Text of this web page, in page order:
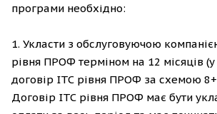
програми необхідно:
1. Укласти з обслуговуючою
рівня ПРОФ терміном на 12 місяців (у
договір ІТС рівня ПРОФ за схемою
Договір ІТС рівня ПРОФ має бути